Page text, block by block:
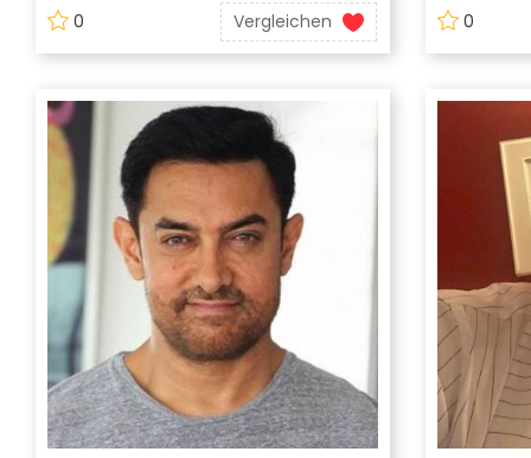
0 Vergleichen 0